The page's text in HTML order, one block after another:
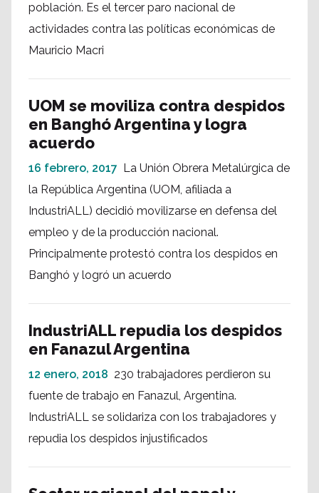
población. Es el tercer paro nacional de
actividades contra las políticas económicas de
Mauricio Macri
UOM se moviliza contra despidos
en Banghó Argentina y logra
acuerdo
16 febrero, 2017 La Unión Obrera Metalúrgica de
la República Argentina (UOM, afiliada a
IndustriALL) decidió movilizarse en defensa del
empleo y de la producción nacional.
Principalmente protestó contra los despidos en
Banghó y logró un acuerdo
IndustriALL repudia los despidos
en Fanazul Argentina
12 enero, 2018 230 trabajadores perdieron su
fuente de trabajo en Fanazul, Argentina.
IndustriALL se solidariza con los trabajadores y
repudia los despidos injustificados